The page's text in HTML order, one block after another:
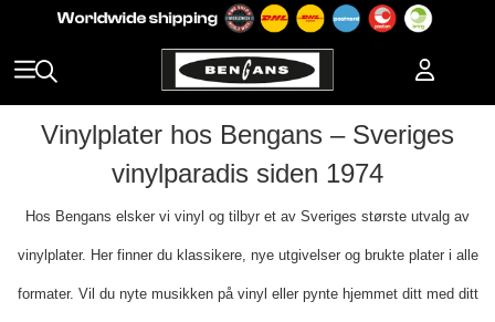
Vinylplater hos Bengans – Sveriges
vinylparadis siden 1974
Hos Bengans elsker vi vinyl og tilbyr et av Sveriges største utvalg av
vinylplater. Her finner du klassikere, nye utgivelser og brukte plater i alle
formater. Vil du nyte musikken på vinyl eller pynte hjemmet ditt med ditt